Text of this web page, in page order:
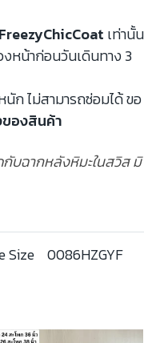
FreezyChicCoat เท่านั้น
หน้าก่อนวันเดินทาง 3
ไม่สามารถซ่อมได้ ขอ
องสินค้า
กับฉากหลังหิมะในสวิส มิ
Size 0086HZGYF